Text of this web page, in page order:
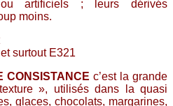
artificiels ; leurs dérivés
moins.
surtout E321
CONSISTANCE c’est la grande
», utilisés dans la quasi
glaces, chocolats, margarines,